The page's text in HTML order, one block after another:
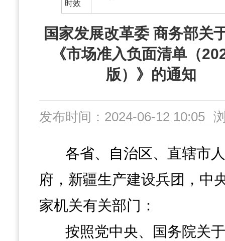
时效
国家发展改革委 商务部关
《市场准入负面清单（
版）》的通知
发布时间：2024-06-12 10:05
字号： 大 中 小
各省、自治区、直辖市
府，新疆生产建设兵团，中
家机关有关部门：
按照党中央、国务院关